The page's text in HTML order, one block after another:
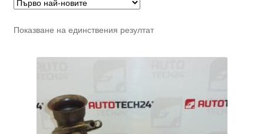
Показване на единствения резултат